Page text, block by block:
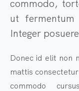
commodo,
ut
Integer
Donec id elit non
mattis
commodo